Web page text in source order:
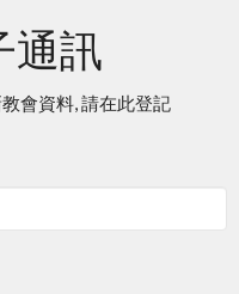
通訊
會資料, 請在此登記